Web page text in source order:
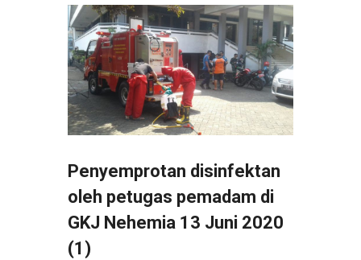
Penyemprotan disinfektan
oleh petugas pemadam di
GKJ Nehemia 13 Juni 2020
(1)